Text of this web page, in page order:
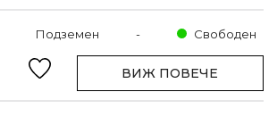
Подземен - Свободен
ВИЖ ПОВЕЧЕ